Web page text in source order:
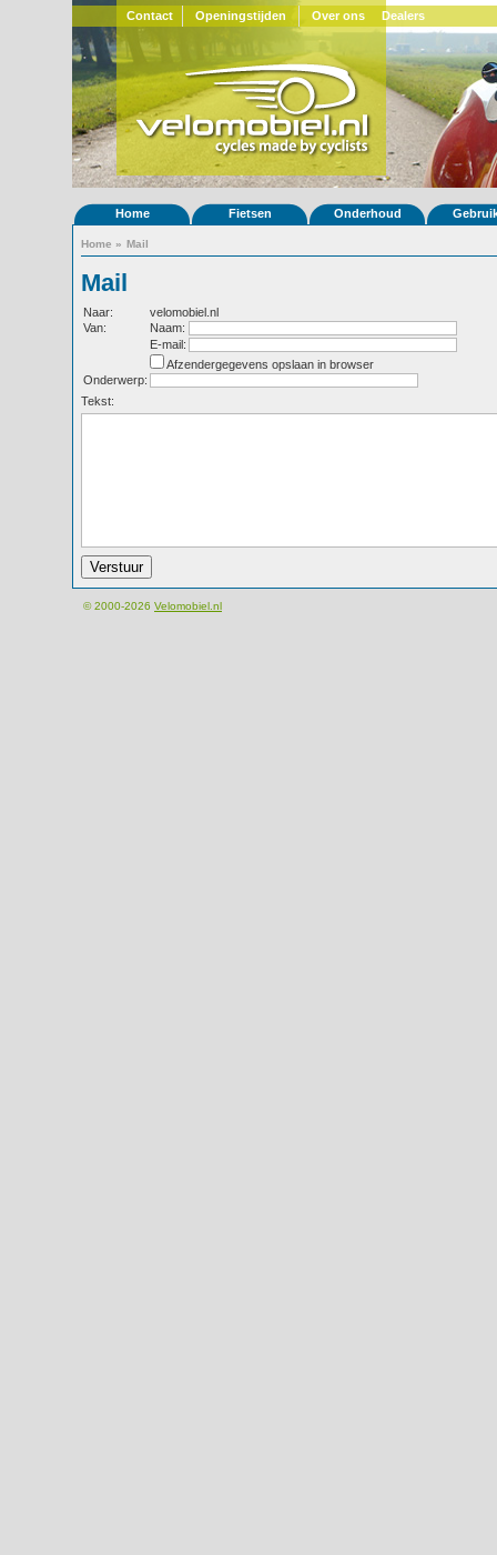
Contact Openingstijden Over ons Dealers
Home Fietsen Onderhoud
Home » Mail
Mail
Naar:
velomobiel.nl
Van:
Naam:
E-mail:
Afzendergegevens opslaan in browser
Onderwerp:
Tekst:
© 2000-2026 Velomobiel.nl